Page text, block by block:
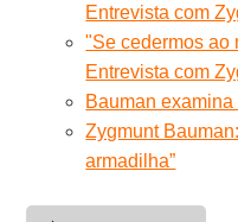
Entrevista com
"Se cedermos ao
Entrevista com
Bauman
Zygmunt
armadilha”